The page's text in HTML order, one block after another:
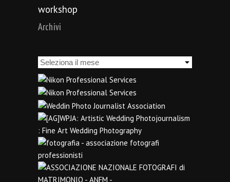
workshop
Archivi
Archivi